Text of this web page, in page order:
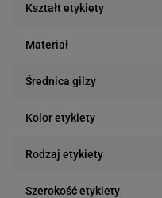
Kształt etykiety
Materiał
Średnica gilzy
Kolor etykiety
Rodzaj etykiety
Szerokość etykiety